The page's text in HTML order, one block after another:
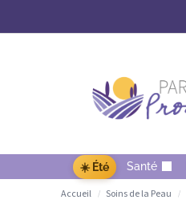
☀️ Été Santé
Accueil / Soins de la Peau /